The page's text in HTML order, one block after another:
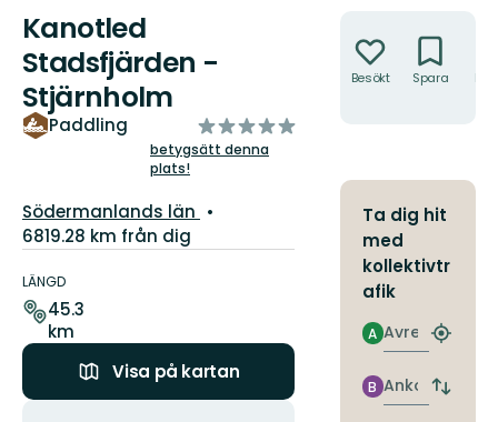
Kanotled
Stadsfjärden -
Stjärnholm
Paddling
av
5
betygsätt denna
plats!
Län:
Södermanlands län
6819.28 km från dig
om
leden
LÄNGD
45.3
km
Visa på kartan
Besökt Spara
Ta dig hit
med
kollektivtr
afik
Avresa
A
Hitta
Ankomst
B
Byt